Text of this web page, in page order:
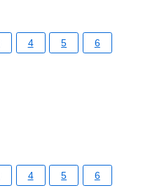
4 5 6
4 5 6